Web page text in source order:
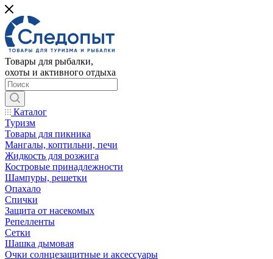
Товары для рыбалки,
охоты и активного отдыха
Каталог
Туризм
Товары для пикника
Мангалы, коптильни, печи
Жидкость для розжига
Костровые принадлежности
Шампуры, решетки
Опахало
Спички
Защита от насекомых
Репелленты
Сетки
Шашка дымовая
Очки солнцезащитные и аксессуары